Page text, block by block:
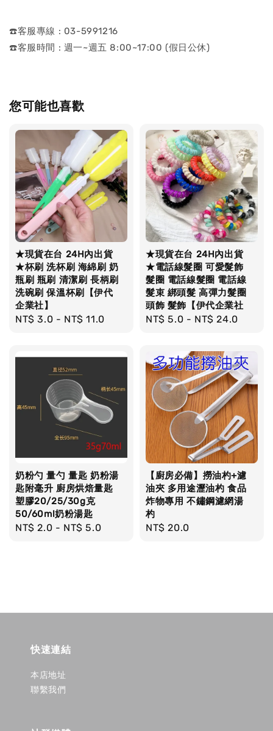
☎️客服專線 : 03-5991216
☎️客服時間 : 週一~週五 8:00~17:00 (假日公休)
您可能也喜歡
★現貨在台 24H內出貨
★杯刷 洗杯刷 海綿刷 奶
瓶刷 瓶刷 清潔刷 長柄刷
洗碗刷 保溫杯刷【伊代
企業社】
Regular
NT$ 3.0 - NT$ 11.0
★現貨在台 24H內出貨
★電話線髮圈 可愛髮飾
髮圈 電話線髮圈 電話線
髮束 綁頭髮 高彈力髮圈
頭飾 髮飾【伊代企業社
Regular
NT$ 5.0 - NT$ 24.0
奶粉勺 量勺 量匙 奶粉湯
匙附毫升 廚房烘焙量匙
塑膠20/25/30g克
50/60ml奶粉湯匙
Regular
NT$ 2.0 - NT$ 5.0
【廚房必備】撈油杓+濾
油夾 多用途瀝油杓 食品
炸物專用 不鏽鋼濾網湯
杓
Regular
NT$ 20.0
快速連結
本店地址
聯繫我們